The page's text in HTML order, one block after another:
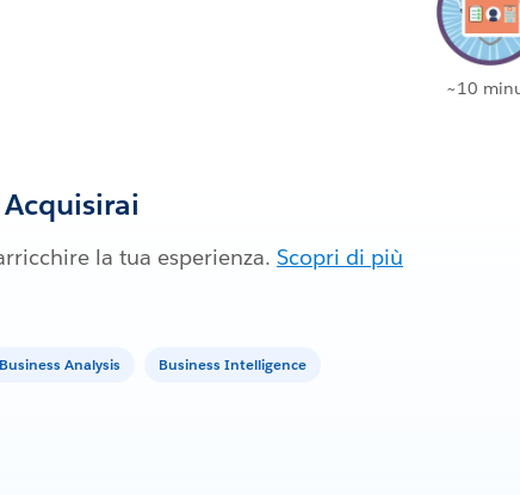
~10
la tua esperienza. Scopri di più
Business Analysis Business Intelligence